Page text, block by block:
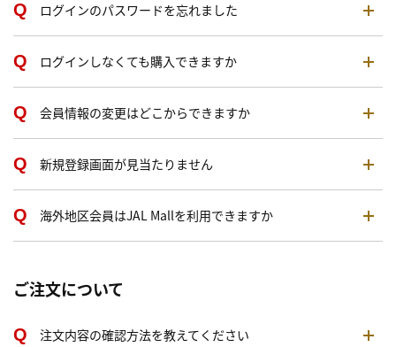
ログインのパスワードを忘れました
ログインしなくても購入できますか
会員情報の変更はどこからできますか
新規登録画面が見当たりません
海外地区会員はJAL Mallを利用できますか
ご注文について
注文内容の確認方法を教えてください